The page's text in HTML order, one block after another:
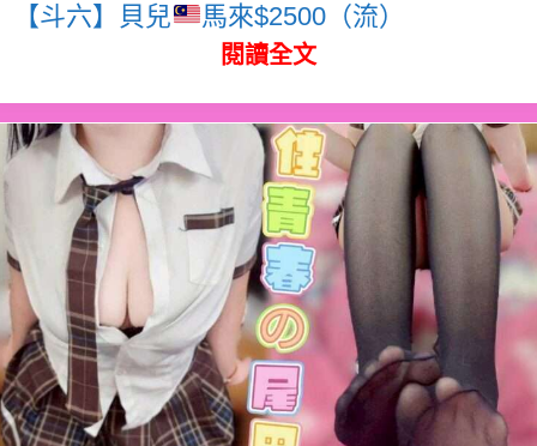
【斗六】貝兒 馬來$2500（流）
閱讀全文